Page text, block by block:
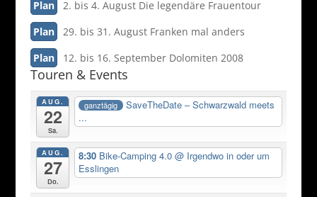
Plan
2. bis 4. August Die legendäre Frauentour
Plan
29. bis 31. August Franken mal anders
Plan
12. bis 16. September Dolomiten 2008
Touren & Events
AUG.
22
Sa.
ganztägig
SaveTheDate – Schwarzwald meets
...
AUG.
27
Do.
8:30 Bike-Camping 4.0@ Irgendwo in oder um
Esslingen